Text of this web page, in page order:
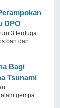
DPO
3 terduga
ban dan
Bagi
Tsunami
gempa